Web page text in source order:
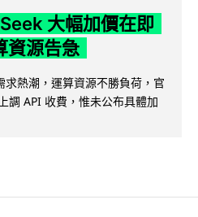
大幅加價在即
資源告急
熱潮，運算資源不勝負荷，官
調 API 收費，惟未公布具體加